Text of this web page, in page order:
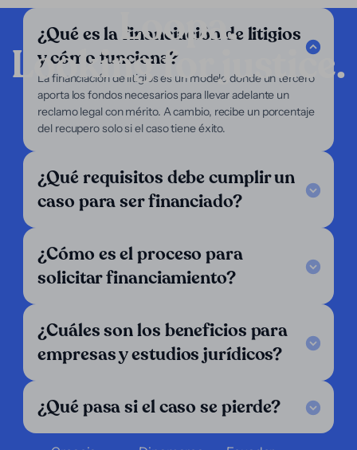
¿Qué es la financiación de litigios
y cómo funciona?
La financiación de litigios es un modelo donde un tercero
aporta los fondos necesarios para llevar adelante un
reclamo legal con mérito. A cambio, recibe un porcentaje
del recupero solo si el caso tiene éxito.
¿Qué requisitos debe cumplir un
caso para ser financiado?
¿Cómo es el proceso para
solicitar financiamiento?
¿Cuáles son los beneficios para
empresas y estudios jurídicos?
¿Qué pasa si el caso se pierde?
Loopa.
Looking for justice.
Compañía
Servicios
Enfoque
Nosotros
Demandantes
Soporte
Nuestro criterio
Escríbenos
Síguenos
LinkedIn
Operamos en:
Bélgica
Bolivia
Brasil